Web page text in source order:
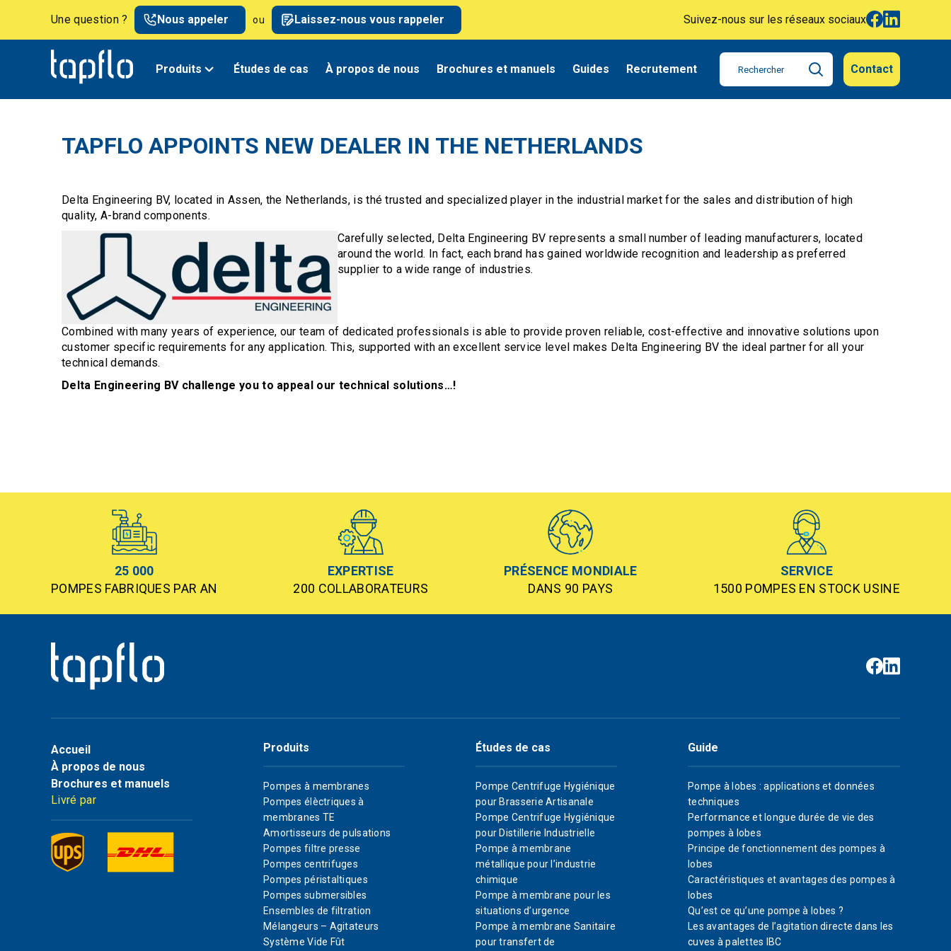
Une question ? Nous appeler ou Laissez-nous vous rappeler Suivez-nous sur les réseaux sociaux
Produits Études de cas À propos de nous Brochures et manuels Guides Recrutement Contact
TAPFLO APPOINTS NEW DEALER IN THE NETHERLANDS
Delta Engineering BV, located in Assen, the Netherlands, is thé trusted and specialized player in the industrial market for the sales and distribution of high
quality, A-brand components.
Carefully selected, Delta Engineering BV represents a small number of leading manufacturers, located
around the world. In fact, each brand has gained worldwide recognition and leadership as preferred
supplier to a wide range of industries.
Combined with many years of experience, our team of dedicated professionals is able to provide proven reliable, cost-effective and innovative solutions upon
customer specific requirements for any application. This, supported with an excellent service level makes Delta Engineering BV the ideal partner for all your
technical demands.
Delta Engineering BV challenge you to appeal our technical solutions…!
25 000
POMPES FABRIQUES PAR AN
EXPERTISE
200 COLLABORATEURS
PRÉSENCE MONDIALE
DANS 90 PAYS
SERVICE
1500 POMPES EN STOCK USINE
Accueil
À propos de nous
Brochures et manuels
Livré par
Produits
Pompes à membranes
Pompes élèctriques à
membranes TE
Amortisseurs de pulsations
Pompes filtre presse
Pompes centrifuges
Pompes péristaltiques
Pompes submersibles
Ensembles de filtration
Mélangeurs – Agitateurs
Système Vide Fût
Études de cas
Pompe Centrifuge Hygiénique
pour Brasserie Artisanale
Pompe Centrifuge Hygiénique
pour Distillerie Industrielle
Pompe à membrane
métallique pour l’industrie
chimique
Pompe à membrane pour les
situations d’urgence
Pompe à membrane Sanitaire
pour transfert de
Guide
Pompe à lobes : applications et données
techniques
Performance et longue durée de vie des
pompes à lobes
Principe de fonctionnement des pompes à
lobes
Caractéristiques et avantages des pompes à
lobes
Qu’est ce qu’une pompe à lobes ?
Les avantages de l’agitation directe dans les
cuves à palettes IBC